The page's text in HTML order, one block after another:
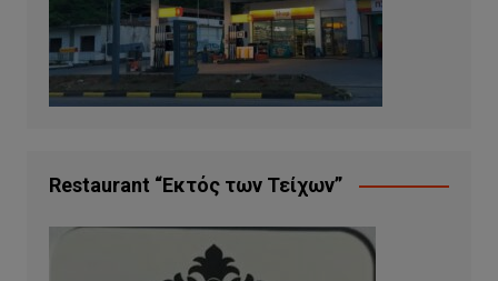
Restaurant “Εκτός των Τείχων”